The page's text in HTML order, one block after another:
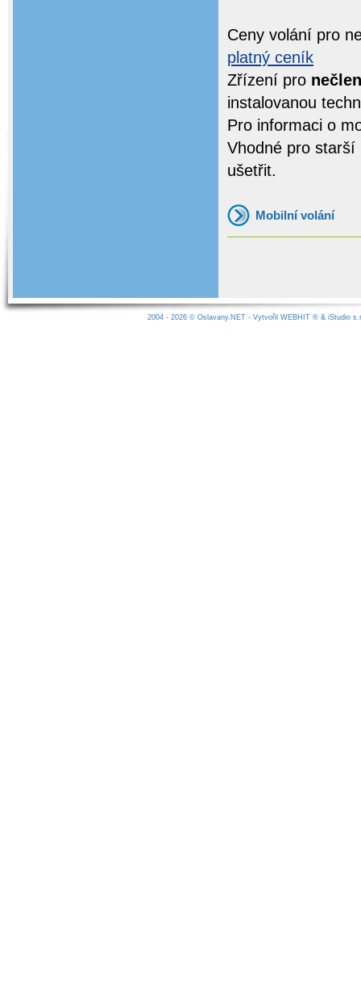
Ceny volání pro
platný ceník
Zřízení pro
instalovanou
Pro informaci o
Vhodné pro
ušetřit.
Mobilní volání
2004 - 2026 © Oslavany.NET- Vytvořil WEBHIT® & iStudio